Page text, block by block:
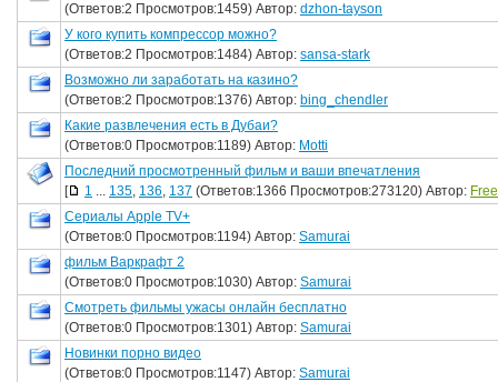
(Ответов:2 Просмотров:1459) Автор: dzhon-tayson
У кого купить компрессор можно?
(Ответов:2 Просмотров:1484) Автор: sansa-stark
Возможно ли заработать на казино?
(Ответов:2 Просмотров:1376) Автор: bing_chendler
Какие развлечения есть в Дубаи?
(Ответов:0 Просмотров:1189) Автор: Motti
Последний просмотренный фильм и ваши впечатления
[
1 ... 135, 136, 137 (Ответов:1366 Просмотров:273120) Автор:
Сериалы Apple TV+
(Ответов:0 Просмотров:1194) Автор: Samurai
фильм Варкрафт 2
(Ответов:0 Просмотров:1030) Автор: Samurai
Смотреть фильмы ужасы онлайн бесплатно
(Ответов:0 Просмотров:1301) Автор: Samurai
Новинки порно видео
(Ответов:0 Просмотров:1147) Автор: Samurai